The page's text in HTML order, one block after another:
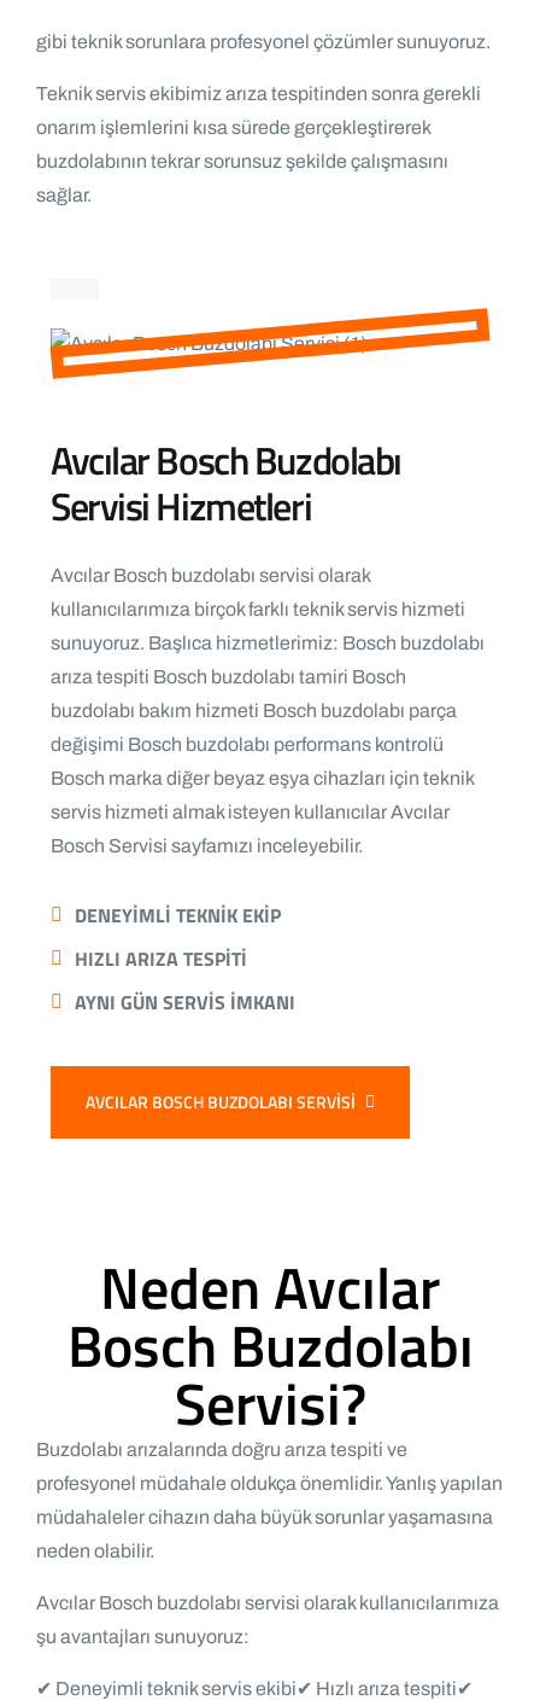
gibi teknik sorunlara profesyonel çözümler sunuyoruz.
Teknik servis ekibimiz arıza tespitinden sonra gerekli
onarım işlemlerini kısa sürede gerçekleştirerek
buzdolabının tekrar sorunsuz şekilde çalışmasını
sağlar.
Avcılar Bosch Buzdolabı
Servisi Hizmetleri
Avcılar Bosch buzdolabı servisi olarak
kullanıcılarımıza birçok farklı teknik servis hizmeti
sunuyoruz. Başlıca hizmetlerimiz: Bosch buzdolabı
arıza tespiti Bosch buzdolabı tamiri Bosch
buzdolabı bakım hizmeti Bosch buzdolabı parça
değişimi Bosch buzdolabı performans kontrolü
Bosch marka diğer beyaz eşya cihazları için teknik
servis hizmeti almak isteyen kullanıcılarAvcılar
Bosch Servisi sayfamızı inceleyebilir.
DENEYIMLI TEKNIK EKIP
HIZLI ARIZA TESPITI
AYNI GÜN SERVIS IMKANI
AVCILAR BOSCH BUZDOLABI SERVISI
Neden Avcılar
Bosch Buzdolabı
Servisi?
Buzdolabı arızalarında doğru arıza tespiti ve
profesyonel müdahale oldukça önemlidir. Yanlış yapılan
müdahaleler cihazın daha büyük sorunlar yaşamasına
neden olabilir.
Avcılar Bosch buzdolabı servisi olarak kullanıcılarımıza
şu avantajları sunuyoruz:
✔ Deneyimli teknik servis ekibi✔ Hızlı arıza tespiti✔